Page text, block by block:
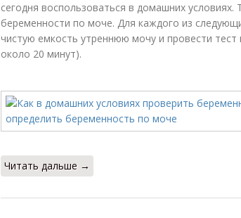
сегодня воспользоваться в домашних
беременности по моче. Для каждого из
чистую емкость утреннюю мочу и провести
около 20 минут).
Читать дальше →